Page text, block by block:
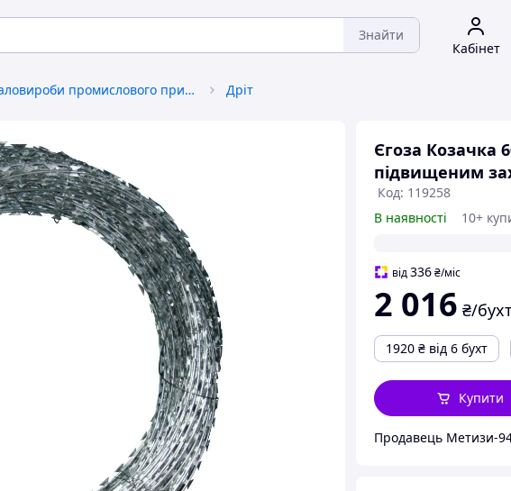
Знайти
Кабінет
Металовироби промислового призначення Дріт
Єгоза Козачка
підвищеним
Код: 119258
В наявності
10+
від336 ₴/міс
2 016 ₴/
1920 ₴ від 6 бухт
Купити
Продавець Метизи-